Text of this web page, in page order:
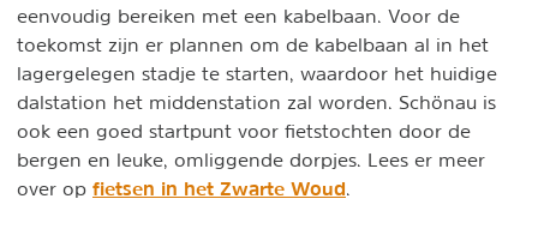
eenvoudig bereiken met een kabelbaan. Voor de
toekomst zijn er plannen om de kabelbaan al in het
lagergelegen stadje te starten, waardoor het huidige
dalstation het middenstation zal worden. Schönau is
ook een goed startpunt voor fietstochten door de
bergen en leuke, omliggende dorpjes. Lees er meer
over op fietsen in het Zwarte Woud